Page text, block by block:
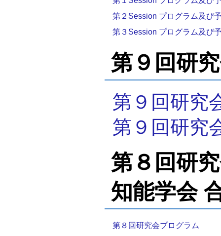
第２Session プログラム及び
第３Session プログラム及び
第９回研
第９回研究
第９回研究
第８回研
知能学会
第８回研究会プログラム